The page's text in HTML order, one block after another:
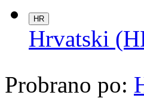
HR
Hrvatski
Probrano po: